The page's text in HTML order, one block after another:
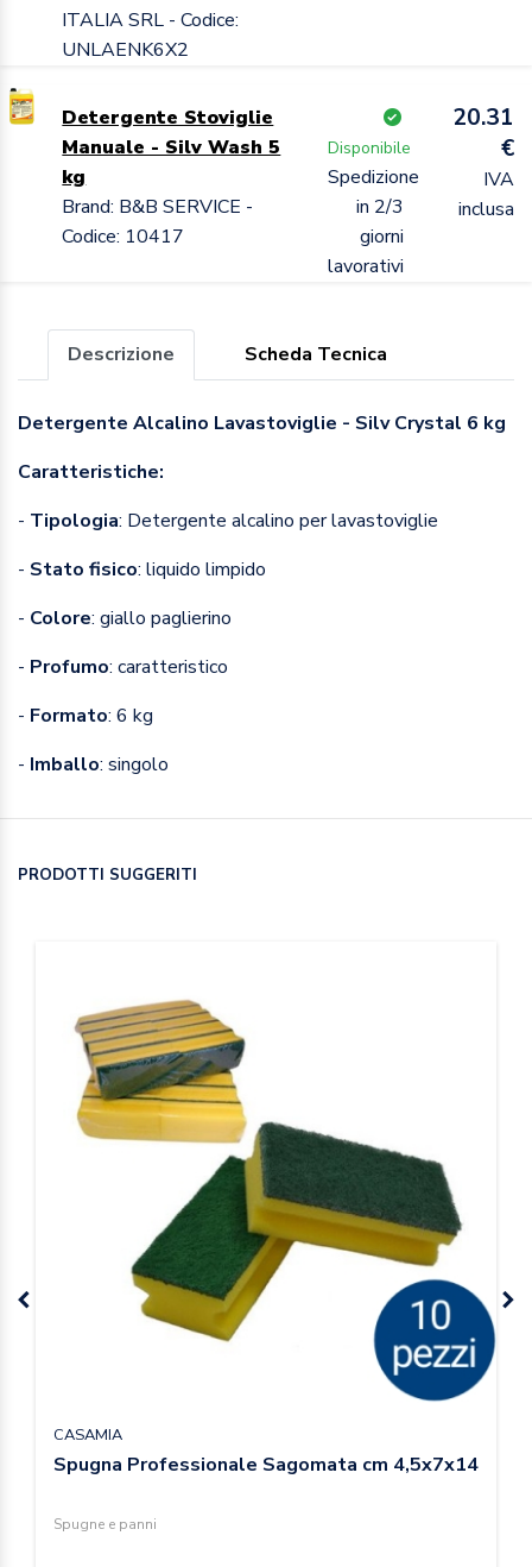
ITALIA SRL - Codice:
UNLAENK6X2
Detergente Stoviglie
Manuale - Silv Wash 5
kg
Brand: B&B SERVICE -
Codice: 10417
Disponibile
Spedizione
in 2/3
giorni
lavorativi
20.31
€
IVA
inclusa
Descrizione Scheda Tecnica
Detergente Alcalino Lavastoviglie - Silv Crystal 6 kg
Caratteristiche:
- Tipologia: Detergente alcalino per lavastoviglie
- Stato fisico: liquido limpido
- Colore: giallo paglierino
- Profumo: caratteristico
- Formato: 6 kg
- Imballo: singolo
PRODOTTI SUGGERITI
CASAMIA
Spugna Professionale Sagomata cm 4,5x7x14
Spugne e panni